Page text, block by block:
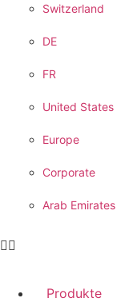
Switzerland
DE
FR
United States
Europe
Corporate
Arab Emirates
Produkte